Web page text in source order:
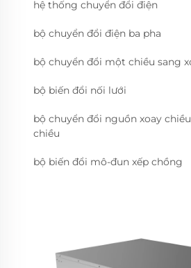
hệ thống chuyển đổi điện
bộ chuyển đổi điện ba pha
bộ chuyển đổi một chiều sang
bộ biến đổi nối lưới
bộ chuyển đổi nguồn xoay
chiều
bộ biến đổi mô-đun xếp chồng